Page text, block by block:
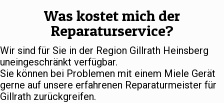
Was kostet mich der
Reparaturservice?
Wir sind für Sie in der Region Gillrath Heinsberg
uneingeschränkt verfügbar.
Sie können bei Problemen mit einem Miele Gerät
gerne auf unsere erfahrenen Reparaturmeister für
Gillrath zurückgreifen.